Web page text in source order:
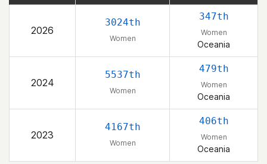
2026
3024th
Women
347th
Women
Oceania
2024
5537th
Women
479th
Women
Oceania
2023
4167th
Women
406th
Women
Oceania